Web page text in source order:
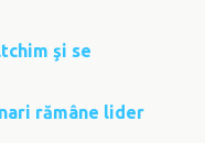
şi se
rămâne lider